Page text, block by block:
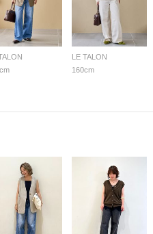
LE TALON
160cm